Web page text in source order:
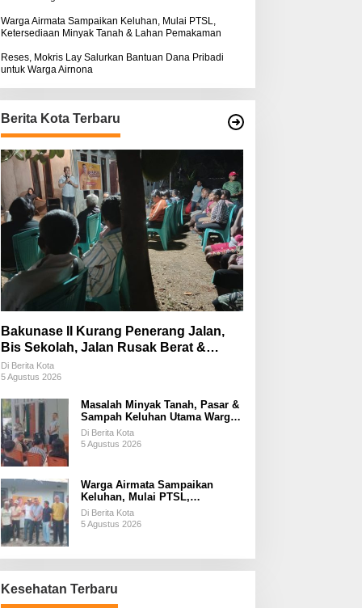
Warga Airmata Sampaikan Keluhan, Mulai PTSL,
Ketersediaan Minyak Tanah & Lahan Pemakaman
Reses, Mokris Lay Salurkan Bantuan Dana Pribadi
untuk Warga Airnona
Berita Kota Terbaru
Bakunase II Kurang Penerang Jalan,
Bis Sekolah, Jalan Rusak Berat &
Susah Pupuk Subsidi
Di Berita Kota
5 Agustus 2026
Masalah Minyak Tanah, Pasar &
Sampah Keluhan Utama Warga
Airnona
Di Berita Kota
5 Agustus 2026
Warga Airmata Sampaikan
Keluhan, Mulai PTSL,
Ketersediaan Minyak Tanah &
Lahan Pemakaman
Di Berita Kota
5 Agustus 2026
Kesehatan Terbaru